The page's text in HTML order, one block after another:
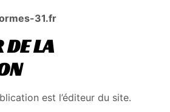
31.fr
DE LA
est l’éditeur du site.